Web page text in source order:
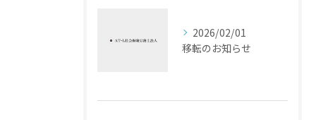
2026/02/01
移転のお知らせ